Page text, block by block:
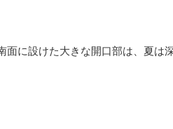
面に設けた大きな開口部は、夏は